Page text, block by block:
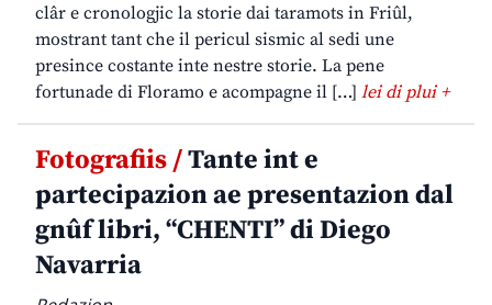
clâr e cronologjic la storie dai taramots in Friûl,
mostrant tant che il pericul sismic al sedi une
presince costante inte nestre storie. La pene
fortunade di Floramo e acompagne il […] lei di plui +
Fotografiis /Tante int e
partecipazion ae presentazion dal
gnûf libri, “CHENTI” di Diego
Navarria